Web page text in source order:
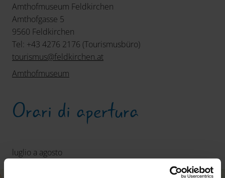
Amthofmuseum Feldkirchen
Amthofgasse 5
9560 Feldkirchen
Tel: +43 4276 2176 (Tourismusbüro)
tourismus@feldkirchen.at
Amthofmuseum
Orari di apertura
luglio a agosto